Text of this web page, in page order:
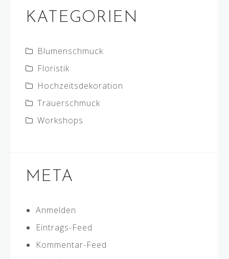
KATEGORIEN
Blumenschmuck
Floristik
Hochzeitsdekoration
Trauerschmuck
Workshops
META
Anmelden
Eintrags-Feed
Kommentar-Feed